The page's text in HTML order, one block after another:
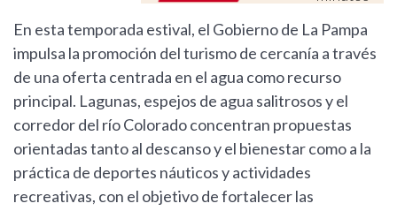
En esta temporada estival, el Gobierno de La Pampa
impulsa la promoción del turismo de cercanía a través
de una oferta centrada en el agua como recurso
principal. Lagunas, espejos de agua salitrosos y el
corredor del río Colorado concentran propuestas
orientadas tanto al descanso y el bienestar como a la
práctica de deportes náuticos y actividades
recreativas, con el objetivo de fortalecer las